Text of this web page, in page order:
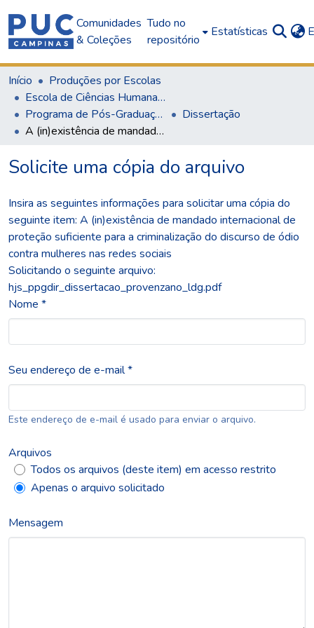
Comunidades
& Coleções
Tudo no
repositório
Estatísticas
Início
Produções por Escolas
Escola de Ciências Humanas, Jurídicas e Sociais
Programa de Pós-Graduação em Direito
Dissertação
A (in)existência de mandado internacional de proteção suficiente para a criminalização do discurso de ódio contra mulheres nas redes sociais
Solicite uma cópia do arquivo
Insira as seguintes informações para solicitar uma cópia do
seguinte item: A (in)existência de mandado internacional de
proteção suficiente para a criminalização do discurso de ódio
contra mulheres nas redes sociais
Solicitando o seguinte arquivo:
hjs_ppgdir_dissertacao_provenzano_ldg.pdf
Nome *
Seu endereço de e-mail *
Este endereço de e-mail é usado para enviar o arquivo.
Arquivos
Todos os arquivos (deste item) em acesso restrito
Apenas o arquivo solicitado
Mensagem